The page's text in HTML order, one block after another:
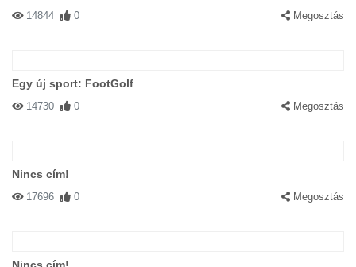
14844 0 Megosztás
Egy új sport: FootGolf
14730 0 Megosztás
Nincs cím!
17696 0 Megosztás